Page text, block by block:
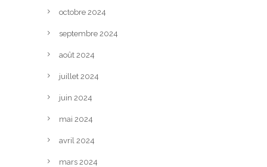
octobre 2024
septembre 2024
août 2024
juillet 2024
juin 2024
mai 2024
avril 2024
mars 2024